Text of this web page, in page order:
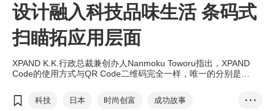
设计融入科技品味生活 条码式
扫瞄拓应用层面
XPAND K.K.行政总裁兼创办人Nanmoku Toworu指出，XPAND
Code的使用方式与QR Code二维码完全一样，唯一的分别是
取得列车相关信息，包括列车开行时间和车站数目，这些信息更可
以根据用户的智能手机设定而转换显示语言，＂XPAND Code是我
科技 日本 时尚创富
成功故事
• • •